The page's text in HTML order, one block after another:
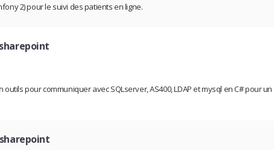
2) pour le suivi des patients en ligne.
pour communiquer avec SQLserver, AS400, LDAP et mysql en C# pour un